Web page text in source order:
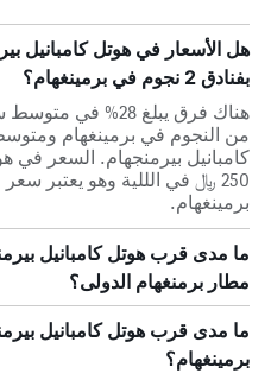
هل الأسعار في هوتل كامبانيل
بفنادق 2 نجوم في برمينغهام؟
من النجوم في برمينغهام
كامبانيل بيرمنجهام. السعر في
250 ﷼ في الللية وهو يعتبر
برمينغهام.
ما مدى قرب هوتل كامبانيل
مطار برمنغهام الدولى؟
ما مدى قرب هوتل كامبانيل
برمينغهام؟